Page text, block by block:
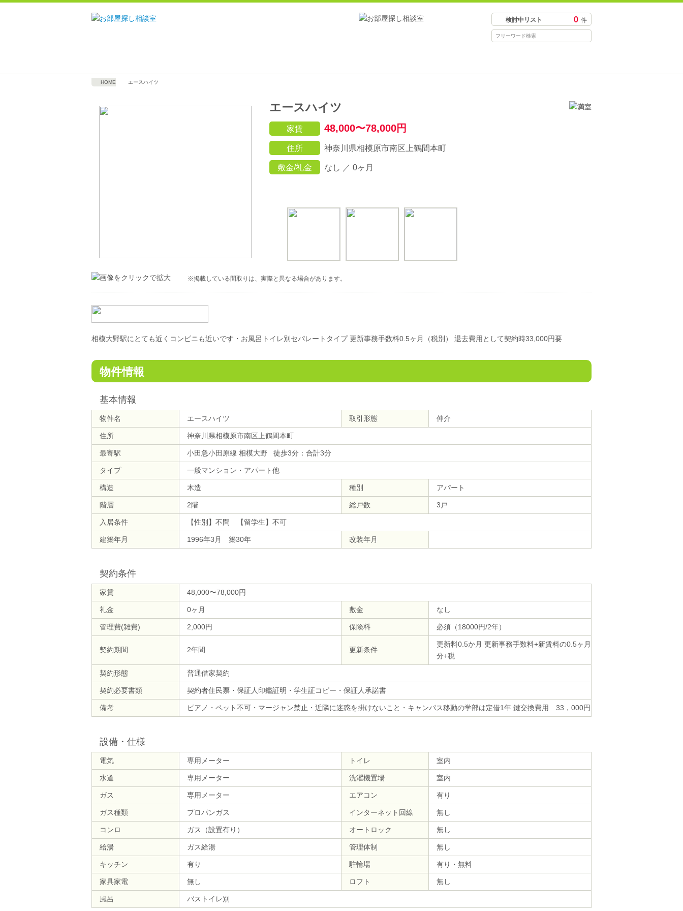
検討中リスト 0 件
HOME エースハイツ
エースハイツ
家賃 48,000〜78,000円
住所 神奈川県相模原市南区上鶴間本町
敷金/礼金 なし ／ 0ヶ月
※掲載している間取りは、実際と異なる場合があります。
相模大野駅にとても近くコンビニも近いです・お風呂トイレ別セパレートタイプ 更新事務手数料0.5ヶ月（税別） 退去費用として契約時33,000円要
物件情報
基本情報
物件名 エースハイツ 取引形態 仲介
住所 神奈川県相模原市南区上鶴間本町
最寄駅 小田急小田原線 相模大野 徒歩3分：合計3分
タイプ 一般マンション・アパート他
構造 木造 種別 アパート
階層 2階 総戸数 3戸
入居条件 【性別】不問 【留学生】不可
建築年月 1996年3月 築30年 改装年月
契約条件
家賃 48,000〜78,000円
礼金 0ヶ月 敷金 なし
管理費(雑費) 2,000円 保険料 必須（18000円/2年）
契約期間 2年間 更新条件
更新料0.5か月 更新事務手数料+新賃料の0.5ヶ月
分+税
契約形態 普通借家契約
契約必要書類 契約者住民票・保証人印鑑証明・学生証コピー・保証人承諾書
備考 ピアノ・ペット不可・マージャン禁止・近隣に迷惑を掛けないこと・キャンパス移動の学部は定借1年 鍵交換費用 33，000円
設備・仕様
電気 専用メーター トイレ 室内
水道 専用メーター 洗濯機置場 室内
ガス 専用メーター エアコン 有り
ガス種類 プロパンガス インターネット回線 無し
コンロ ガス（設置有り） オートロック 無し
給湯 ガス給湯 管理体制 無し
キッチン 有り 駐輪場 有り・無料
家具家電 無し ロフト 無し
風呂 バストイレ別